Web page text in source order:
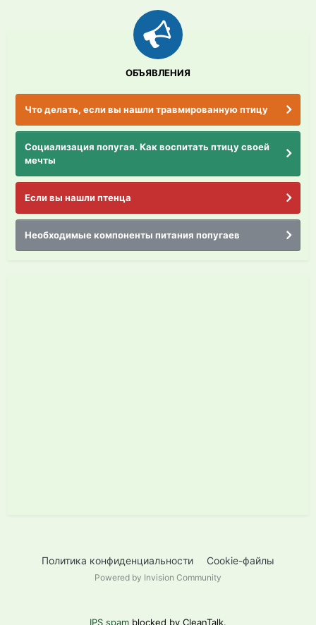
ОБЪЯВЛЕНИЯ
Что делать, если вы нашли травмированную птицу
Социализация попугая. Как воспитать птицу своей
мечты
Если вы нашли птенца
Необходимые компоненты питания попугаев
Политика конфиденциальности Cookie-файлы
Powered by Invision Community
IPS spam blocked by CleanTalk.